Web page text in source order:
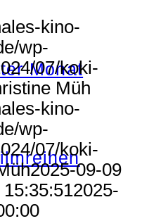
Monat
kino-
wp-
07/koki-
Müh
kino-
wp-
07/koki-
2025-09-09
2025-